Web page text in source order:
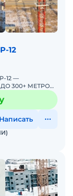
12
12 —
300+ МЕТРОВ!
Написать